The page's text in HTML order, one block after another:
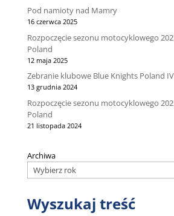
Pod namioty nad Mamry
16 czerwca 2025
Rozpoczęcie sezonu motocyklowego
Poland
12 maja 2025
Zebranie klubowe Blue Knights Poland
13 grudnia 2024
Rozpoczęcie sezonu motocyklowego
Poland
21 listopada 2024
Archiwa
Wyszukaj treść